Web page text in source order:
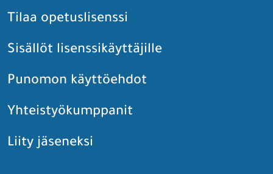
Tilaa opetuslisenssi
Sisällöt lisenssikäyttäjille
Punomon käyttöehdot
Yhteistyökumppanit
Liity jäseneksi